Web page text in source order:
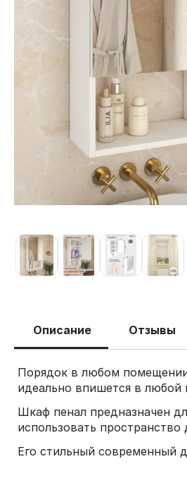
Описание Отзывы
Порядок в любом помещении
идеально впишется в любой
Шкаф пенал предназначен
использовать
Его стильный современный